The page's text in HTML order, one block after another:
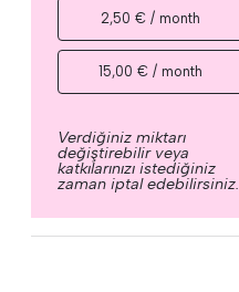
2,50 € / month
15,00 € / month
Verdiğiniz miktarı
değiştirebilir veya
katkılarınızı istediğiniz
zaman iptal edebilirsiniz.